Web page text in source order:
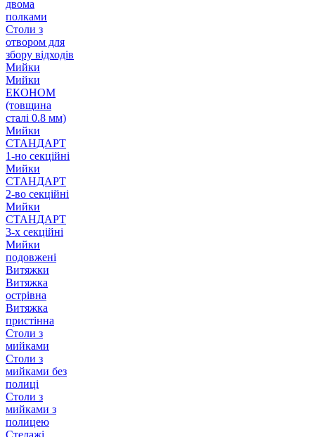
двома
полками
Столи з
отвором для
збору відходів
Мийки
Мийки
ЕКОНОМ
(товщина
сталі 0.8 мм)
Мийки
СТАНДАРТ
1-но секційні
Мийки
СТАНДАРТ
2-во секційні
Мийки
СТАНДАРТ
3-х секційні
Мийки
подовжені
Витяжки
Витяжка
острівна
Витяжка
пристінна
Столи з
мийками
Столи з
мийками без
полиці
Столи з
мийками з
полицею
Стелажі